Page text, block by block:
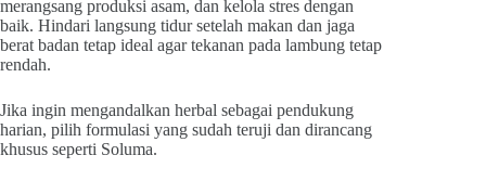
merangsang produksi asam, dan kelola stres dengan
baik. Hindari langsung tidur setelah makan dan jaga
berat badan tetap ideal agar tekanan pada lambung tetap
rendah.
Jika ingin mengandalkan herbal sebagai pendukung
harian, pilih formulasi yang sudah teruji dan dirancang
khusus seperti Soluma.